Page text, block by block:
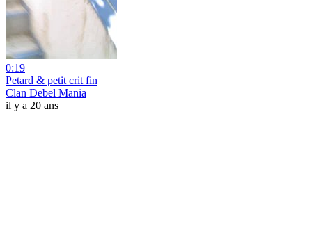
0:19
Petard & petit crit fin
Clan Debel Mania
il y a 20 ans